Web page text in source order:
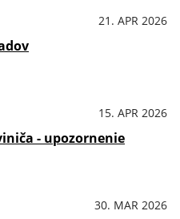
21. APR 2026
15. APR 2026
- upozornenie
30. MAR 2026